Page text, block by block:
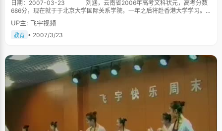
日期：2007-03-23 刘涵，云南省2006年高考文科状元，高考分数
686分，现在就于于北京大学国际关系学院，一年之后将赴香港大学学习。
不同的时期有不同的老师为我领跑 小学的时候，刘涵是第一名，初中的
时候，她还是第一，一位数学老师说，"永远不要把自己当作一个非常优秀的
学生，这样会有很多压力，"于是刘涵把自己当作一个永远追求上进的差生，
一，语文老师说："当你放弃拿状元的那一天，你就一定能拿状元，"于是，
刘涵抱着不带任何功利的心态去面对学习和考试，于是，高考的时候，她如
愿的拿了第一，"非常幸运，在不同的时期，有不同的老师为我领跑"。
刘涵在学习上也不是一直都阳光灿烂的，高考的第一次省统测，刘涵没考
好，从第一的位置上掉了下来，当时她感觉很痛苦，几乎对自己失去了信
心，毕竟那是检验高考能力的第一战。余秋雨说过："我们应该感谢苦难，是
苦难教会了我们成长。"正是这次考试教会了刘涵失败的感觉，懂得在失败的
时候怎样去调节，"学习的过程是一个翻山越岭的过程，你现在状态很好，处
于山峰，那你要做好下坡的准备。当你处于山腰的时候，我们就要努力的爬
UP主: 飞宇视频
教育 • 2007/3/23